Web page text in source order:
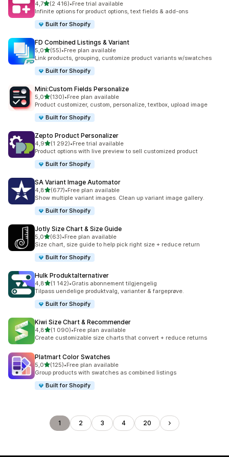
4,7av 5 stjerner
(2 416)
Totalt 2416 omtaler
•Free trial available
Infinite options for product options, text fields & add-ons
Built for Shopify
FD Combined Listings & Variant
5,0av 5 stjerner
(55)
Totalt 55 omtaler
•Free plan available
Link products, grouping, customize product variants w/swatches
Built for Shopify
Mini:Custom Fields Personalize
5,0av 5 stjerner
(130)
Totalt 130 omtaler
•Free plan available
Product customizer, custom, personalize, textbox, upload image
Built for Shopify
Zepto Product Personalizer
4,9av 5 stjerner
(1 292)
Totalt 1292 omtaler
•Free trial available
Product options with live preview to sell customized product
Built for Shopify
SA Variant Image Automator
4,8av 5 stjerner
(677)
Totalt 677 omtaler
•Free plan available
Show multiple variant images. Clean up variant image gallery.
Built for Shopify
Jotly Size Chart & Size Guide
5,0av 5 stjerner
(63)
Totalt 63 omtaler
•Free plan available
Size chart, size guide to help pick right size + reduce return
Built for Shopify
Hulk Produktalternativer
4,8av 5 stjerner
(1 142)
Totalt 1142 omtaler
•Gratis abonnement tilgjengelig
Tilpass uendelige produktvalg, varianter & fargeprøve.
Built for Shopify
Kiwi Size Chart & Recommender
4,8av 5 stjerner
(1 090)
Totalt 1090 omtaler
•Free plan available
Create customizable size charts that convert + reduce returns
Platmart Color Swatches
5,0av 5 stjerner
(125)
Totalt 125 omtaler
•Free plan available
Group products with swatches as combined listings
Built for Shopify
1 2 3 4 20